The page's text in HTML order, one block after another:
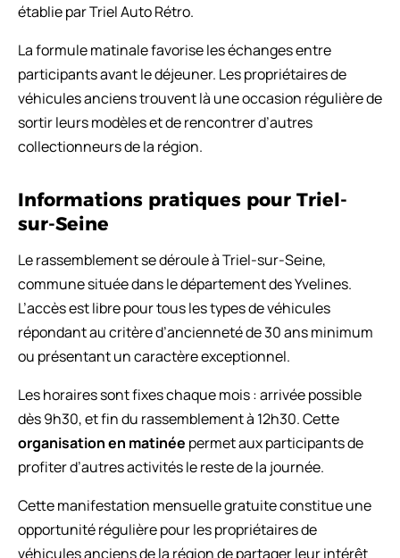
établie par Triel Auto Rétro.
La formule matinale favorise les échanges entre
participants avant le déjeuner. Les propriétaires de
véhicules anciens trouvent là une occasion régulière de
sortir leurs modèles et de rencontrer d’autres
collectionneurs de la région.
Informations pratiques pour Triel-
sur-Seine
Le rassemblement se déroule à Triel-sur-Seine,
commune située dans le département des Yvelines.
L’accès est libre pour tous les types de véhicules
répondant au critère d’ancienneté de 30 ans minimum
ou présentant un caractère exceptionnel.
Les horaires sont fixes chaque mois : arrivée possible
dès 9h30, et fin du rassemblement à 12h30. Cette
organisation en matinée permet aux participants de
profiter d’autres activités le reste de la journée.
Cette manifestation mensuelle gratuite constitue une
opportunité régulière pour les propriétaires de
véhicules anciens de la région de partager leur intérêt